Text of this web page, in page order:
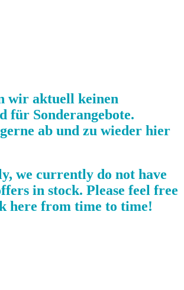
wir aktuell keinen
für Sonderangebote.
ab und zu wieder hier
we currently do not have
in stock. Please feel free
here from time to time!